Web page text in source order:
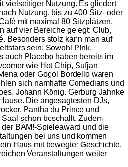
vielseitiger Nutzung. Es gliedert
Nutzung, bis zu 400 Sitz- oder
mit maximal 80 Sitzplätzen.
auf vier Bereiche gelegt: Club,
Besonders stolz kann man auf
sein: Sowohl P!nk,
auch Placebo haben bereits im
wie Hot Chip, Sufjan
oder Gogol Bordello waren
sich namhafte Comedians und
Johann König, Gerburg Jahnke
Die angesagtesten DJs,
Pantha du Prince und
schon beschallt. Zudem
BÄM!-Spieleaward und die
bei uns und kommen
Haus mit bewegter Geschichte,
Veranstaltungen weiter